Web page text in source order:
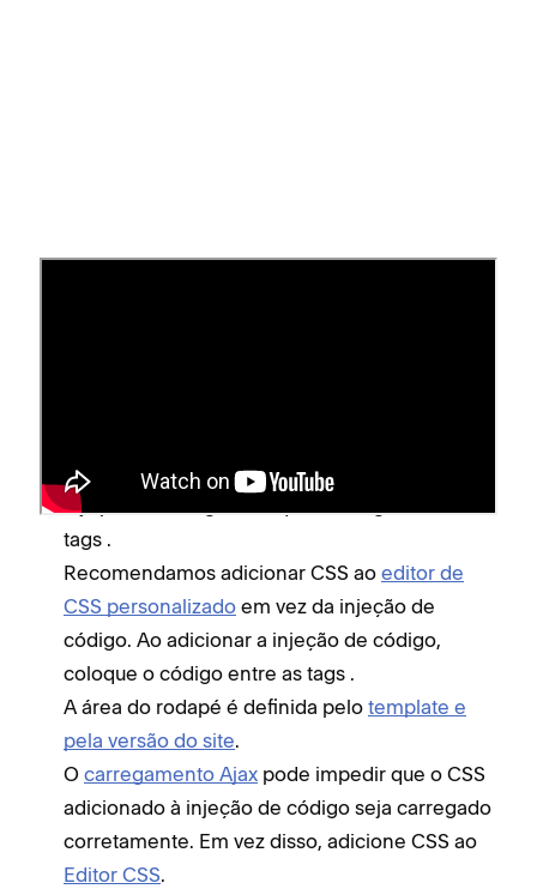
Para adicionar JavaScript a um campo de
injeção de código, coloque o código entre as
tags .
Recomendamos adicionar CSS ao editor de
CSS personalizado em vez da injeção de
código. Ao adicionar a injeção de código,
coloque o código entre as tags .
A área do rodapé é definida pelo template e
pela versão do site.
O carregamento Ajax pode impedir que o CSS
adicionado à injeção de código seja carregado
corretamente. Em vez disso, adicione CSS ao
Editor CSS.